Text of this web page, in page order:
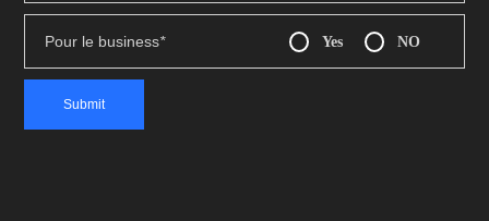
Pour le business* Yes NO